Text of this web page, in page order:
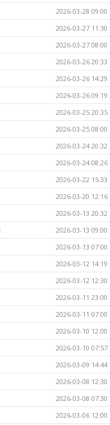
2026-03-28 09:00
2026-03-27 11:30
2026-03-27 08:00
2026-03-26 20:33
2026-03-26 14:29
2026-03-26 09:19
2026-03-25 20:35
2026-03-25 08:00
2026-03-24 20:32
2026-03-24 08:26
2026-03-22 15:33
2026-03-20 12:16
2026-03-13 20:32
2026-03-13 09:00
2026-03-13 07:00
2026-03-12 14:19
2026-03-12 12:30
2026-03-11 23:00
2026-03-11 07:00
2026-03-10 12:00
2026-03-10 07:57
2026-03-09 14:44
2026-03-08 12:30
2026-03-08 07:30
2026-03-06 12:00